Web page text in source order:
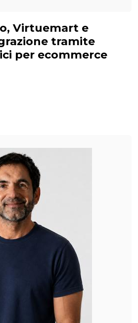
Virtuemart e
tramite
per ecommerce